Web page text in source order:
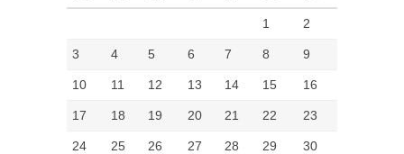
1 2
3 4 5 6 7 8 9
10 11 12 13 14 15 16
17 18 19 20 21 22 23
24 25 26 27 28 29 30